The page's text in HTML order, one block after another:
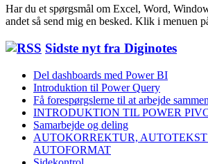
Har du et spørgsmål om Excel, Word,
andet så send mig en besked. Klik i menuen
Sidste nyt fra Diginotes
Del dashboards med Power BI
Introduktion til Power Query
Få forespørgslerne til at arbejde sammen
INTRODUKTION TIL POWER
Samarbejde og deling
AUTOKORREKTUR,
AUTOFORMAT